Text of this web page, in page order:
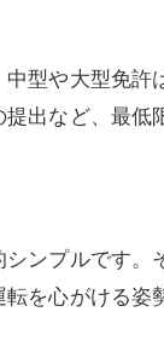
型や大型免
出など、最低
ンプルです
を心がける